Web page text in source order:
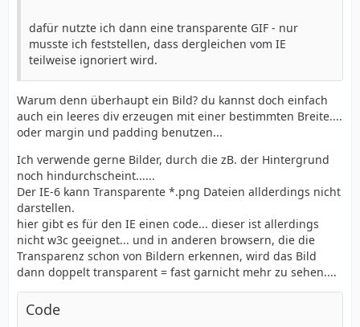
dafür nutzte ich dann eine transparente GIF - nur
musste ich feststellen, dass dergleichen vom IE
teilweise ignoriert wird.
Warum denn überhaupt ein Bild? du kannst doch einfach
auch ein leeres div erzeugen mit einer bestimmten Breite....
oder margin und padding benutzen...
Ich verwende gerne Bilder, durch die zB. der Hintergrund
noch hindurchscheint......
Der IE-6 kann Transparente *.png Dateien allderdings nicht
darstellen.
hier gibt es für den IE einen code... dieser ist allerdings
nicht w3c geeignet... und in anderen browsern, die die
Transparenz schon von Bildern erkennen, wird das Bild
dann doppelt transparent = fast garnicht mehr zu sehen....
Code